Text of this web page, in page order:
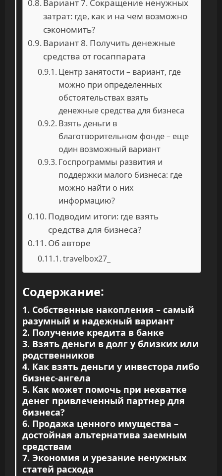
Вариант 7. Сокращение ненужных
затрат: где, как и на чем возможно
сэкономить?
Вариант 8. Получить денежные
средства от госаппарата
Центр занятости – вариант, где
можно при определенных
обстоятельствах взять
денежные средства для бизнеса
Взять деньги в
благотворительном фонде – еще
один возможный вариант
Госпрограммы развития и
поддержки малого бизнеса: где
можно найти о них
информацию?
Подводим итоги: где взять
средства для бизнеса?
Об авторе
travelbox27_
Содержание:
1. Собственные накопления – самый
разумный и надежный вариант
2. Получение кредита в банке
3. Взять деньги в долг у близких или
родственников
4. Как взять деньги у инвестора либо
бизнес-ангела
5. Как может помочь при нехватке
денег привлеченный партнер для
бизнеса?
6. Продажа ценного имущества –
достойная альтернатива заемным
средствам
7. Экономия и урезание ненужных
статей расхода